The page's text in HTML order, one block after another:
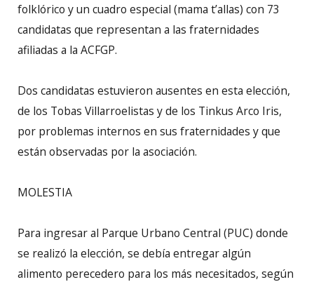
folklórico y un cuadro especial (mama t’allas) con 73
candidatas que representan a las fraternidades
afiliadas a la ACFGP.
Dos candidatas estuvieron ausentes en esta elección,
de los Tobas Villarroelistas y de los Tinkus Arco Iris,
por problemas internos en sus fraternidades y que
están observadas por la asociación.
MOLESTIA
Para ingresar al Parque Urbano Central (PUC) donde
se realizó la elección, se debía entregar algún
alimento perecedero para los más necesitados, según